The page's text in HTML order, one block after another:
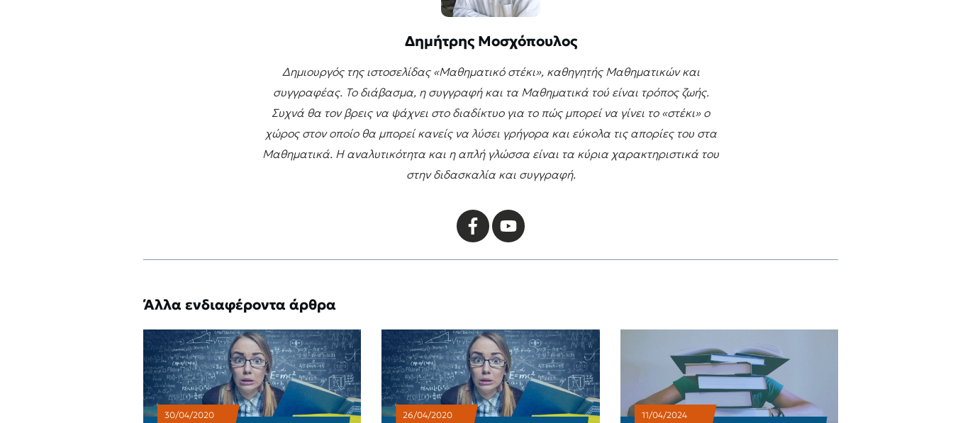
Δημήτρης Μοσχόπουλος
Δημιουργός της ιστοσελίδας «Μαθηματικό στέκι», καθηγητής Μαθηματικών και
συγγραφέας. Το διάβασμα, η συγγραφή και τα Μαθηματικά τού είναι τρόπος ζωής.
Συχνά θα τον βρεις να ψάχνει στο διαδίκτυο για το πώς μπορεί να γίνει το «στέκι» ο
χώρος στον οποίο θα μπορεί κανείς να λύσει γρήγορα και εύκολα τις απορίες του στα
Μαθηματικά. Η αναλυτικότητα και η απλή γλώσσα είναι τα κύρια χαρακτηριστικά του
στην διδασκαλία και συγγραφή.
Άλλα ενδιαφέροντα άρθρα
30/04/2020 26/04/2020 11/04/2024